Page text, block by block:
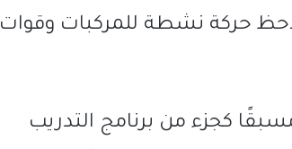
حركة نشطة للمركبات وقوات
كجزء من برنامج التدريب